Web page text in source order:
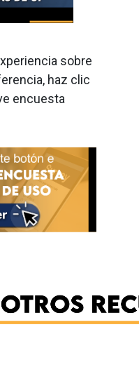
sobre
haz clic
encuesta